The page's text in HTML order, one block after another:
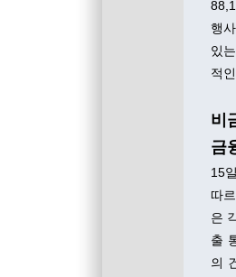
행
있
적
비
금
15
따
은
출
의